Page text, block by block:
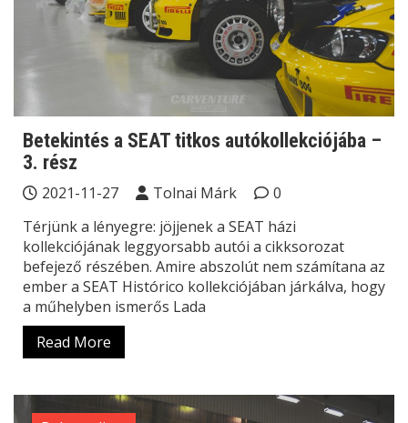
Betekintés a SEAT titkos autókollekciójába –
3. rész
2021-11-27 Tolnai Márk
0
Térjünk a lényegre: jöjjenek a SEAT házi
kollekciójának leggyorsabb autói a cikksorozat
befejező részében. Amire abszolút nem számítana az
ember a SEAT Histórico kollekciójában járkálva, hogy
a műhelyben ismerős Lada
Read More